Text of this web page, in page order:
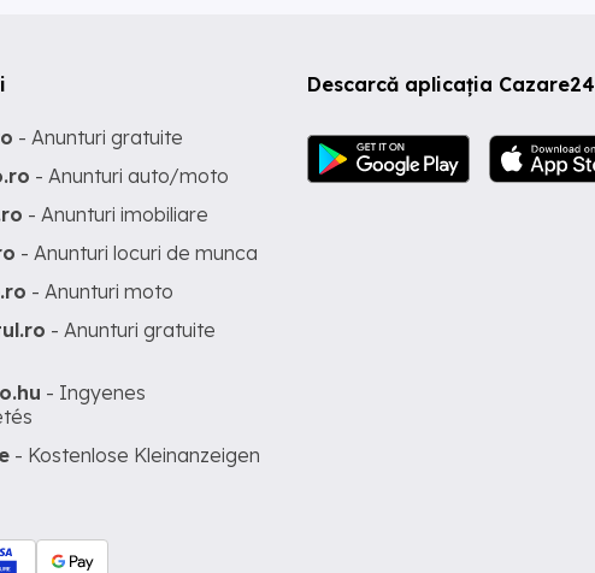
Descarcă aplicația Cazare24
- Anunturi gratuite
- Anunturi auto/moto
- Anunturi imobiliare
- Anunturi locuri de munca
- Anunturi moto
- Anunturi gratuite
- Ingyenes
- Kostenlose Kleinanzeigen